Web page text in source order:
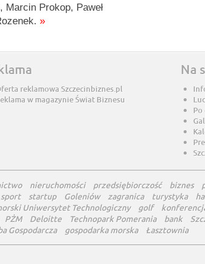
Marcin Prokop, Paweł
»
reklamowa Szczecinbiznes.pl
w magazynie Świat Biznesu
Na
nieruchomości przedsiębiorczość biznes
sport startup Goleniów zagranica turystyka
Uniwersytet Technologiczny golf
PŻM Deloitte Technopark Pomerania bank
Gospodarcza gospodarka morska Łasztownia